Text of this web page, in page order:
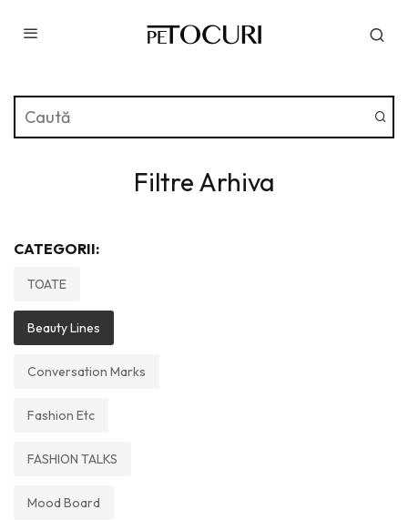
Filtre Arhiva
CATEGORII:
TOATE
Beauty Lines
Conversation Marks
Fashion Etc
FASHION TALKS
Mood Board